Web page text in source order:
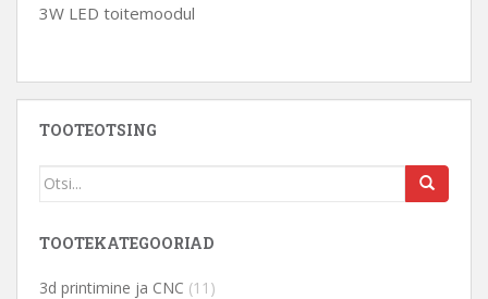
3W LED toitemoodul
TOOTEOTSING
TOOTEKATEGOORIAD
3d printimine ja CNC (11)